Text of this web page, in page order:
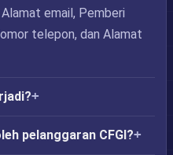
email, Pemberi
telepon, dan Alamat
pelanggaran CFGI?